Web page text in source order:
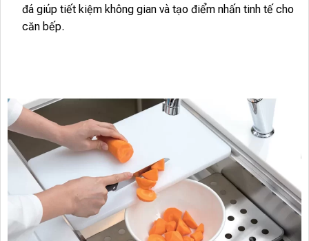
đá giúp tiết kiệm không gian và tạo điểm nhấn tinh tế cho
căn bếp.